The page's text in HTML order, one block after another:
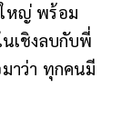
หญ่ พร้อม
เชิงลบกับพี่
าว่า ทุกคนมี